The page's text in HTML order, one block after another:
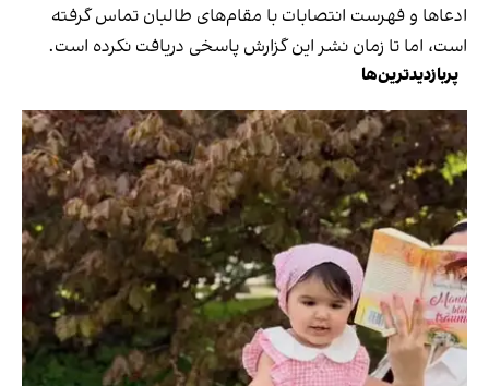
ادعاها و فهرست انتصابات با مقام‌های طالبان تماس گرفته
است، اما تا زمان نشر این گزارش پاسخی دریافت نکرده است.
پربازدیدترین‌ها